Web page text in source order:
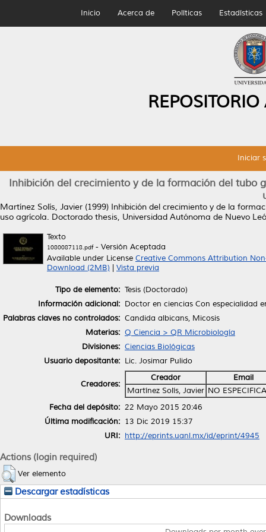
Inicio Acerca de Políticas Estadísticas
Iniciar
Inhibición del crecimiento y de la formación del tubo
Martínez Solís, Javier (1999) Inhibición del crecimiento y de la
uso agrícola. Doctorado thesis, Universidad Autónoma de Nuevo
Texto
1080087118.pdf- Versión Aceptada
Available under License Creative Commons Attribution
Download (2MB)
Vista previa
Tipo de elemento: Tesis (Doctorado)
Información adicional: Doctor en ciencias Con especialidad
Palabras claves no controlados: Candida albicans, Micosis
Materias: Q Ciencia > QR Microbiología
Divisiones: Ciencias Biológicas
Usuario depositante: Lic. Josimar Pulido
Creadores:
Creador
Email
Martínez Solís, Javier NO
Fecha del depósito: 22 Mayo 2015 20:46
Última modificación: 13 Dic 2019 15:37
URI: http://eprints.uanl.mx/id/eprint/4945
Actions (login required)
Ver elemento
Descargar estadísticas
Downloads